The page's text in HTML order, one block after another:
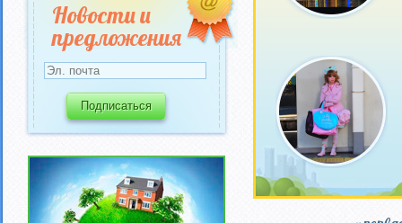
Новости и
предложения